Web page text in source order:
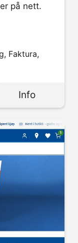
på nett.
Info